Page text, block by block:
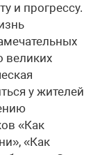
и прогрессу.
великих
у жителей
«Как
«Как